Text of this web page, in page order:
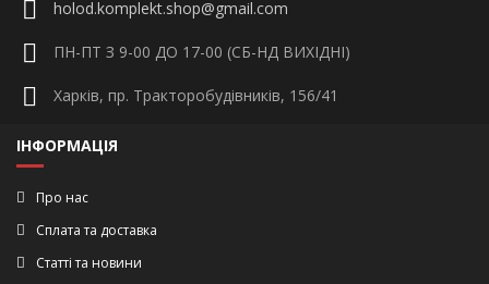
holod.komplekt.shop@gmail.com
ПН-ПТ З 9-00 ДО 17-00 (СБ-НД ВИХІДНІ)
Харків, пр. Тракторобудівників, 156/41
ІНФОРМАЦІЯ
Про нас
Сплата та доставка
Статті та новини